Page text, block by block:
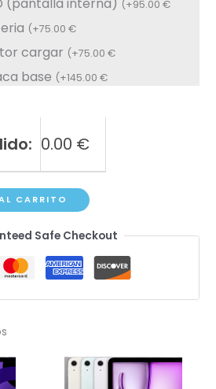
(+95.00€
(+75.00€
cargar (+75.00€
base (+145.00€
0.00 €
CARRITO
Safe Checkout